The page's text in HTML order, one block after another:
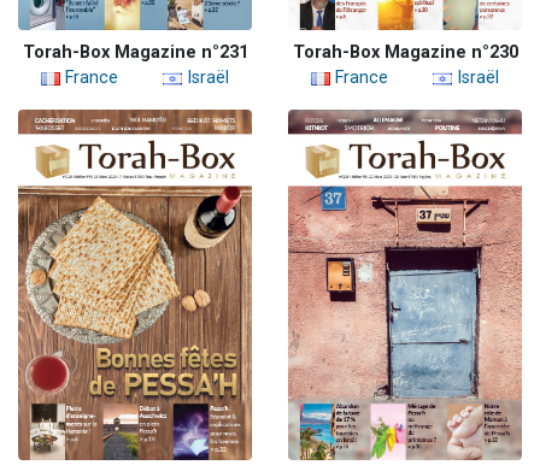
Torah-Box Magazine n°231
France
Israël
Torah-Box Magazine n°230
France
Israël